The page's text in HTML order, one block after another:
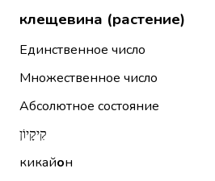
клещевина (растение)
Единственное число
Множественное число
Абсолютное состояние
קִיקָיוֹן
кикайон